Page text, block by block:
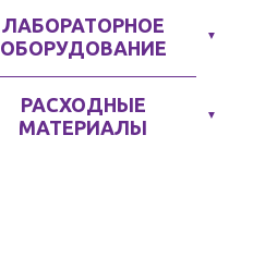
ЛАБОРАТОРНОЕ
ОБОРУДОВАНИЕ
▼
РАСХОДНЫЕ
МАТЕРИАЛЫ
▼